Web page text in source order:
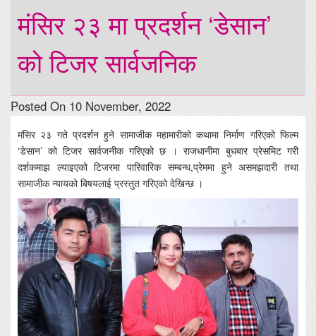
मंसिर २३ मा प्रदर्शन ‘डेसान’
को टिजर सार्वजनिक
Posted On 10 November, 2022
मंसिर २३ गते प्रदर्शन हुने सामाजीक महामारीको कथामा निर्माण गरिएको फिल्म
‘डेसान’ को टिजर सार्वजनीक गरिएको छ । राजधानीमा बुधबार प्रेसमिट गरी
दर्शकमाझ ल्याइएको टिजरमा पारिवारिक सम्बन्ध,प्रेममा हुने असमझदारी तथा
सामाजीक न्यायको बिषयलाई प्रस्तुत गरिएको देखिन्छ ।